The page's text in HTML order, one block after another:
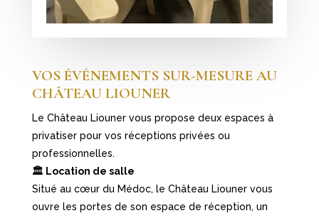
VOS ÉVÉNEMENTS SUR-MESURE AU
CHÂTEAU LIOUNER
Le Château Liouner vous propose deux espaces à
privatiser pour vos réceptions privées ou
professionnelles.
🏛 Location de salle
Situé au cœur du Médoc, le Château Liouner vous
ouvre les portes de son espace de réception, un